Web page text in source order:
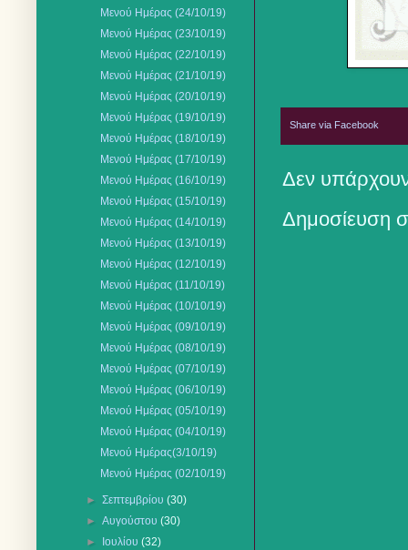
Share via Facebook
Δεν
Δημοσίευση
Μενού Ημέρας (24/10/19)
Μενού Ημέρας (23/10/19)
Μενού Ημέρας (22/10/19)
Μενού Ημέρας (21/10/19)
Μενού Ημέρας (20/10/19)
Μενού Ημέρας (19/10/19)
Μενού Ημέρας (18/10/19)
Μενού Ημέρας (17/10/19)
Μενού Ημέρας (16/10/19)
Μενού Ημέρας (15/10/19)
Μενού Ημέρας (14/10/19)
Μενού Ημέρας (13/10/19)
Μενού Ημέρας (12/10/19)
Μενού Ημέρας (11/10/19)
Μενού Ημέρας (10/10/19)
Μενού Ημέρας (09/10/19)
Μενού Ημέρας (08/10/19)
Μενού Ημέρας (07/10/19)
Μενού Ημέρας (06/10/19)
Μενού Ημέρας (05/10/19)
Μενού Ημέρας (04/10/19)
Mενού Ημέρας(3/10/19)
Μενού Ημέρας (02/10/19)
►Σεπτεμβρίου(30)
►Αυγούστου(30)
►
Ιουλίου(32)